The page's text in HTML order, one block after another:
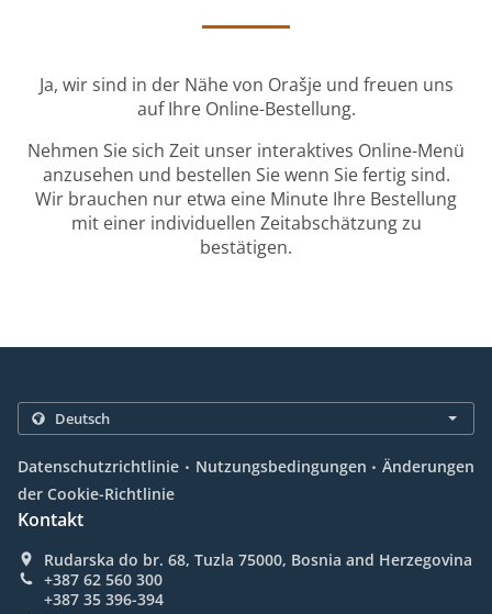
Ja, wir sind in der Nähe von Orašje und freuen uns
auf Ihre Online-Bestellung.
Nehmen Sie sich Zeit unser interaktives Online-Menü
anzusehen und bestellen Sie wenn Sie fertig sind.
Wir brauchen nur etwa eine Minute Ihre Bestellung
mit einer individuellen Zeitabschätzung zu
bestätigen.
Datenschutzrichtlinie . Nutzungsbedingungen . Änderungen
der Cookie-Richtlinie
Kontakt
Rudarska do br. 68, Tuzla 75000, Bosnia and Herzegovina
+387 62 560 300
+387 35 396-394